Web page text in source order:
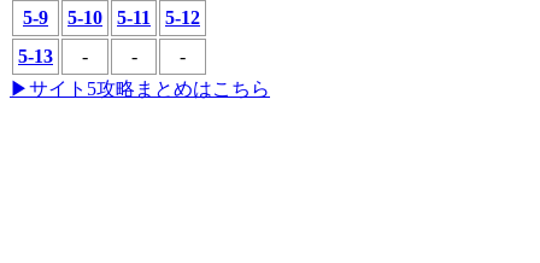
5-9
5-10 5-11
5-12
5-13
- -
-
▶サイト5攻略まとめはこちら